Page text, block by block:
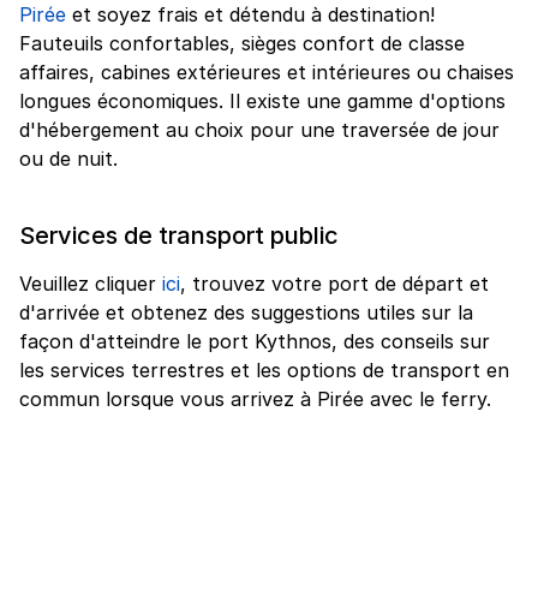
Pirée et soyez frais et détendu à destination!
Fauteuils confortables, sièges confort de classe
affaires, cabines extérieures et intérieures ou chaises
longues économiques. Il existe une gamme d'options
d'hébergement au choix pour une traversée de jour
ou de nuit.
Services de transport public
Veuillez cliquer ici, trouvez votre port de départ et
d'arrivée et obtenez des suggestions utiles sur la
façon d'atteindre le port Kythnos, des conseils sur
les services terrestres et les options de transport en
commun lorsque vous arrivez à Pirée avec le ferry.